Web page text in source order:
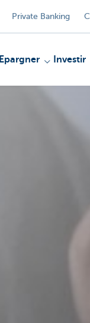
Private Banking
Epargner Investir